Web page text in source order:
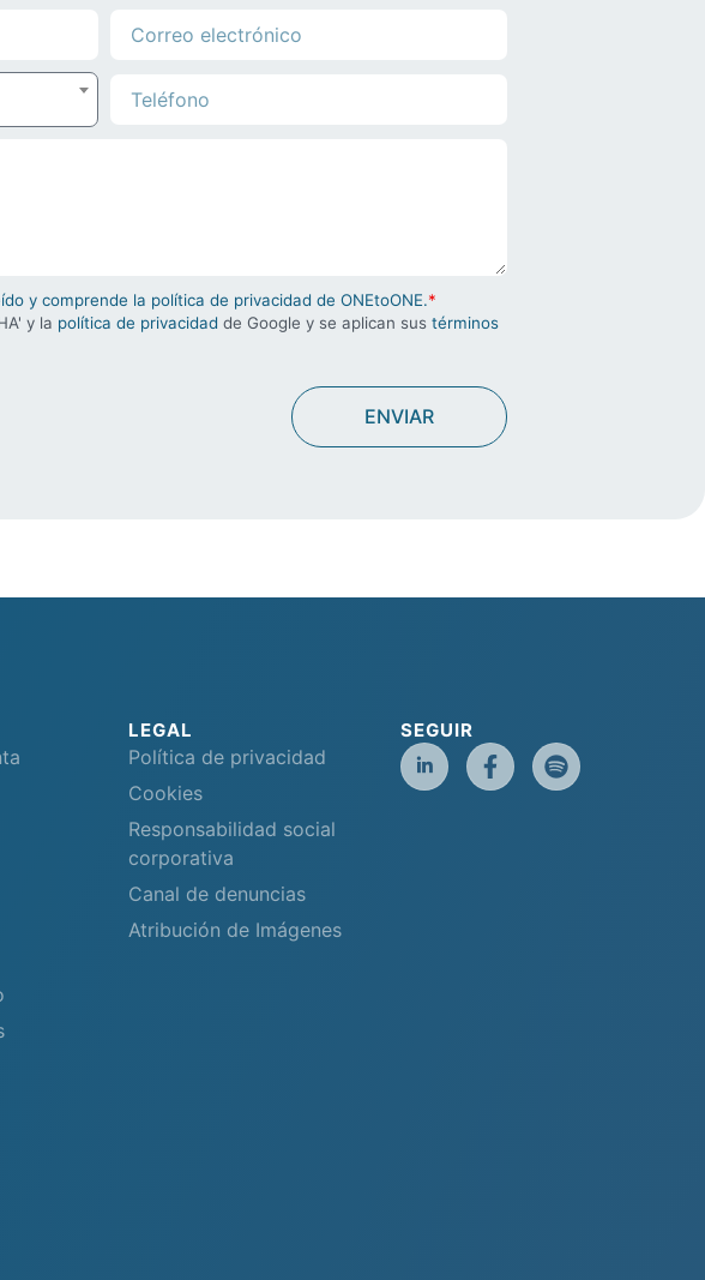
y comprende la política de privacidad de ONEtoONE.*
y la política de privacidad de Google y se aplican sustérminos
LEGAL
Política de privacidad
Cookies
Responsabilidad social
corporativa
Canal de denuncias
Atribución de Imágenes
SEGUIR